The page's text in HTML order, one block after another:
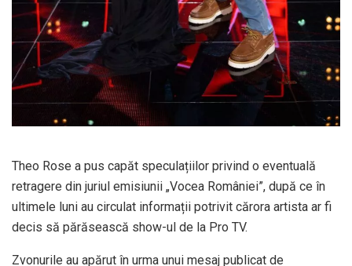
Theo Rose a pus capăt speculațiilor privind o eventuală
retragere din juriul emisiunii „Vocea României”, după ce în
ultimele luni au circulat informații potrivit cărora artista ar fi
decis să părăsească show-ul de la Pro TV.
Zvonurile au apărut în urma unui mesaj publicat de